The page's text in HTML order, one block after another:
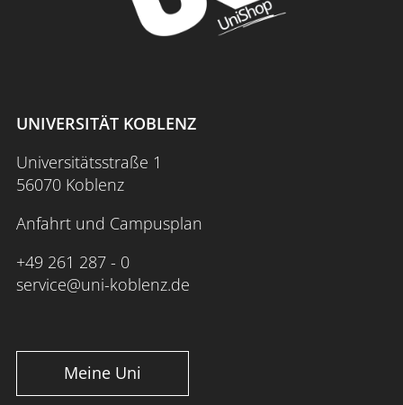
UNIVERSITÄT KOBLENZ
Universitätsstraße 1
56070 Koblenz
Anfahrt und Campusplan
+49 261 287 - 0
service@uni-koblenz.de
Meine Uni